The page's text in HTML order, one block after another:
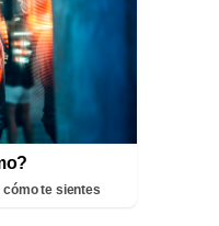
te sientes